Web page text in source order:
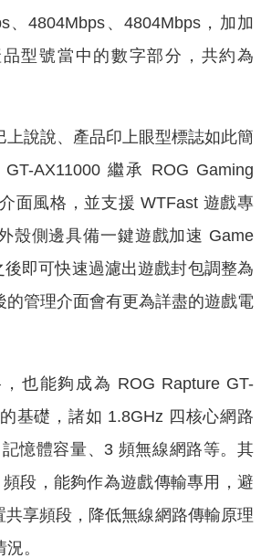
、4804Mbps、4804Mbps，加加
型號當中的數字部分，共約為
上說說、產品印上眼型標誌如此簡
AX11000 繼承 ROG Gaming
面風格，並支援 WTFast 遊戲專
殼側邊具備一鍵遊戲加速 Game
即可快速過濾出遊戲封包調整為
的管理介面會有更為詳盡的遊戲電
也能夠成為 ROG Rapture GT-
基礎，諸如 1.8GHz 四核心網路
憶體容量、3 頻無線網路等。其
段，能夠作為遊戲傳輸專用，避
享頻段，降低無線網路傳輸原理
。